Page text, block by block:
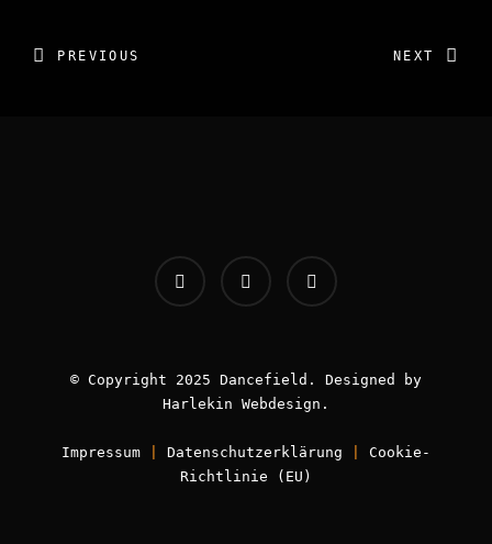
PREVIOUS NEXT
© Copyright 2025 Dancefield. Designed by
Harlekin Webdesign .
Impressum Datenschutzerklärung
Cookie-
Richtlinie (EU)